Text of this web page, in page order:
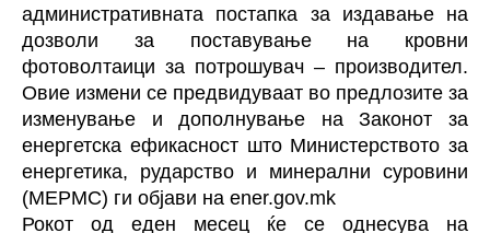
административната постапка за издавање на
дозволи за поставување на кровни
фотоволтаици за потрошувач – производител.
Овие измени се предвидуваат во предлозите за
изменување и дополнување на
Законот за
енергетска ефикасност што Министерството за
енергетика, рударство и минерални суровини
(МЕРМС) ги објави на ener.gov.mk
Рокот од еден месец ќе се однесува на